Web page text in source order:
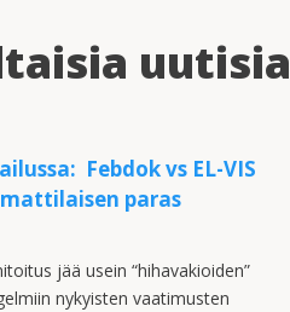
uutisia
Febdok vs EL-VIS
paras
jää usein “hihavakioiden”
nykyisten vaatimusten